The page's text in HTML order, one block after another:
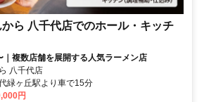
ら 八千代店でのホール・キッチ
複数店舗を展開する人気ラーメン店
八千代店
緑ヶ丘駅より車で15分
円